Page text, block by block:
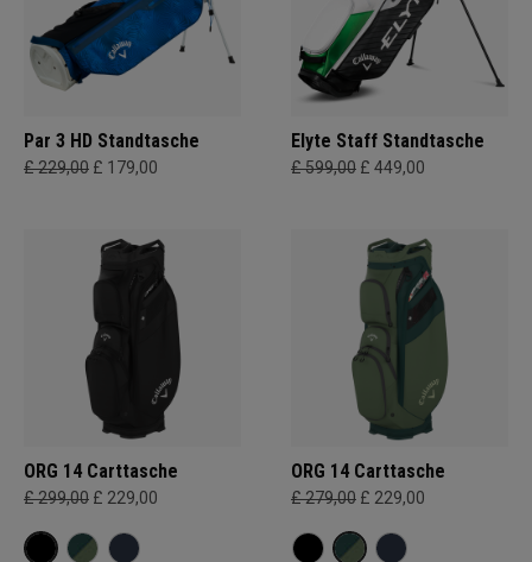
Par 3 HD Standtasche
£ 229,00 £ 179,00
Elyte Staff Standtasche
£ 599,00 £ 449,00
ORG 14 Carttasche
£ 299,00 £ 229,00
ORG 14 Carttasche
£ 279,00 £ 229,00